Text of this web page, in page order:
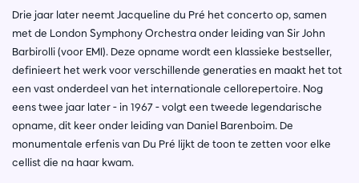
Drie jaar later neemt Jacqueline du Pré het concerto op, samen
met de London Symphony Orchestra onder leiding van Sir John
Barbirolli (voor EMI). Deze opname wordt een klassieke bestseller,
definieert het werk voor verschillende generaties en maakt het tot
een vast onderdeel van het internationale cellorepertoire. Nog
eens twee jaar later - in 1967 - volgt een tweede legendarische
opname, dit keer onder leiding van Daniel Barenboim. De
monumentale erfenis van Du Pré lijkt de toon te zetten voor elke
cellist die na haar kwam.